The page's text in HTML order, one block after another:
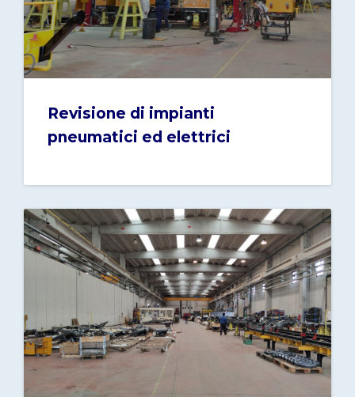
Revisione di impianti
pneumatici ed elettrici